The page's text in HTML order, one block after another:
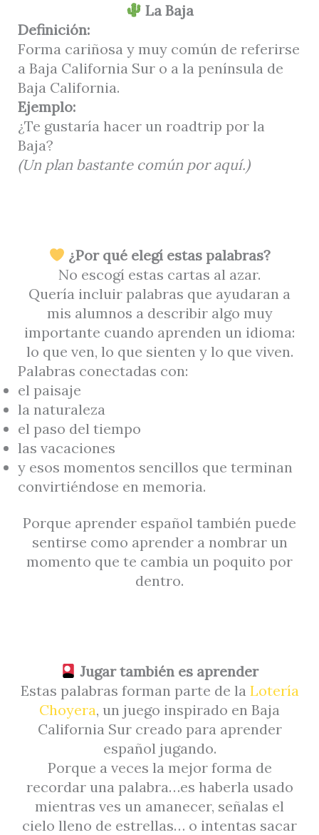
La Baja
Definición:
Forma cariñosa y muy común de referirse
a Baja California Sur o a la península de
Baja California.
Ejemplo:
¿Te gustaría hacer un roadtrip por la
Baja?
(Un plan bastante común por aquí.)
¿Por qué elegí estas palabras?
No escogí estas cartas al azar.
Quería incluir palabras que ayudaran a
mis alumnos a describir algo muy
importante cuando aprenden un idioma:
lo que ven, lo que sienten y lo que viven.
Palabras conectadas con:
el paisaje
la naturaleza
el paso del tiempo
las vacaciones
y esos momentos sencillos que terminan
convirtiéndose en memoria.
Porque aprender español también puede
sentirse como aprender a nombrar un
momento que te cambia un poquito por
dentro.
Jugar también es aprender
Estas palabras forman parte de la Lotería
Choyera, un juego inspirado en Baja
California Sur creado para aprender
español jugando.
Porque a veces la mejor forma de
recordar una palabra…es haberla usado
mientras ves un amanecer, señalas el
cielo lleno de estrellas… o intentas sacar